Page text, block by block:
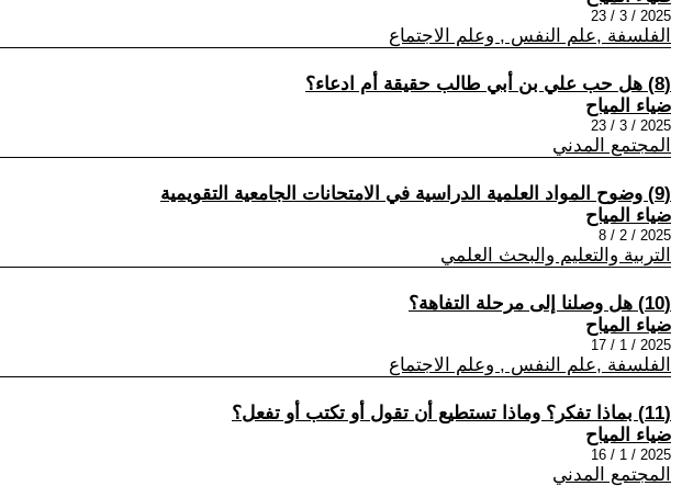
2025 / 3 / 23
الفلسفة ,علم النفس , وعلم الاجتماع
(8) هل حب علي بن أبي طالب حقيقة أم ادعاء؟
ضياء المياح
2025 / 3 / 23
المجتمع المدني
(9) وضوح المواد العلمية الدراسية في الامتحانات الجامعية التقويمية
ضياء المياح
2025 / 2 / 8
التربية والتعليم والبحث العلمي
(10) هل وصلنا إلى مرحلة التفاهة؟
ضياء المياح
2025 / 1 / 17
الفلسفة ,علم النفس , وعلم الاجتماع
(11) بماذا تفكر؟ وماذا تستطيع أن تقول أو تكتب أو تفعل؟
ضياء المياح
2025 / 1 / 16
المجتمع المدني